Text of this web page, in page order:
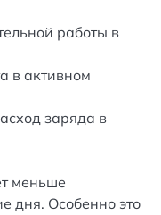
работы в
в активном
заряда в
меньше
дня. Особенно это